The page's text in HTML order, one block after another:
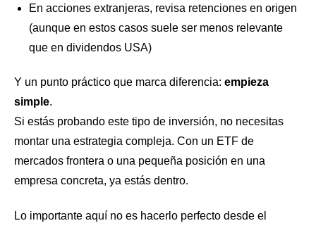
En acciones extranjeras, revisa retenciones en origen
(aunque en estos casos suele ser menos relevante
que en dividendos USA)
Y un punto práctico que marca diferencia: empieza
simple.
Si estás probando este tipo de inversión, no necesitas
montar una estrategia compleja. Con un ETF de
mercados frontera o una pequeña posición en una
empresa concreta, ya estás dentro.
Lo importante aquí no es hacerlo perfecto desde el